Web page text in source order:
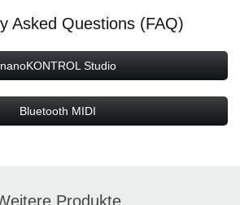
Asked Questions (FAQ)
nanoKONTROL Studio
Bluetooth MIDI
Produkte